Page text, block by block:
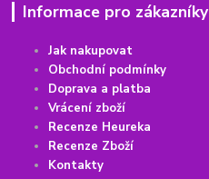
Informace pro zákazníky
Jak nakupovat
Obchodní podmínky
Doprava a platba
Vrácení zboží
Recenze Heureka
Recenze Zboží
Kontakty